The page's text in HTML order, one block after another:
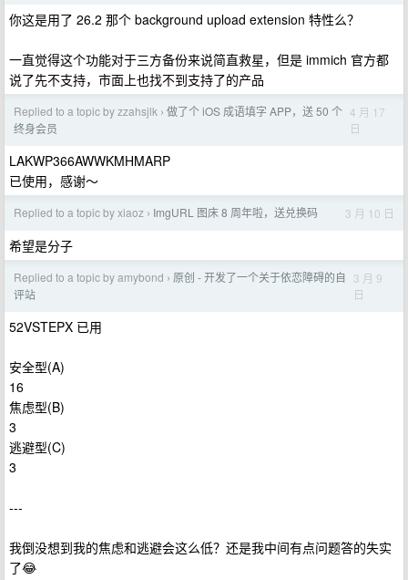
你这是用了 26.2 那个 background upload extension 特性么？
一直觉得这个功能对于三方备份来说简直救星，但是 immich 官方都
说了先不支持，市面上也找不到支持了的产品
Replied to a topic by zzahsjlk › 做了个 iOS 成语填字 APP，送 50 个
终身会员
4 月 17
日
LAKWP366AWWKMHMARP
已使用，感谢～
Replied to a topic by xiaoz › ImgURL 图床 8 周年啦，送兑换码 3 月 10 日
希望是分子
Replied to a topic by amybond › 原创 - 开发了一个关于依恋障碍的自
评站
3 月 9
日
52VSTEPX 已用
安全型(A)
16
焦虑型(B)
3
逃避型(C)
3
---
我倒没想到我的焦虑和逃避会这么低？还是我中间有点问题答的失实
了😂